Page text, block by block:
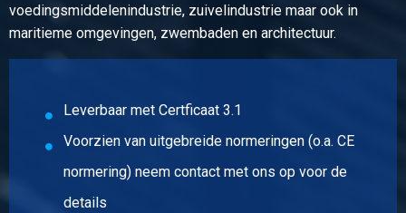
Artikelnummer
2410-0036-19
Omschrijving
Bruto prijs
Selecteer
voedingsmiddelenindustrie, zuivelindustrie maar ook in
maritieme omgevingen, zwembaden en architectuur.
Leverbaar met Certficaat 3.1
Voorzien van uitgebreide normeringen (o.a. CE
normering) neem contact met ons op voor de
details